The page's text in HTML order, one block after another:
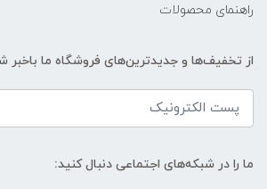
راهنمای محصولات
از تخفیف‌ها و جدیدترین‌های فروشگاه ما باخبر
ما را در شبکه‌های اجتماعی دنبال کنید: